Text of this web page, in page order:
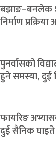
बझाङ–बनलेक
निर्माण
पुनर्वासको
हुने समस्या,
फायरिङ
दुई सैनिक घाइते